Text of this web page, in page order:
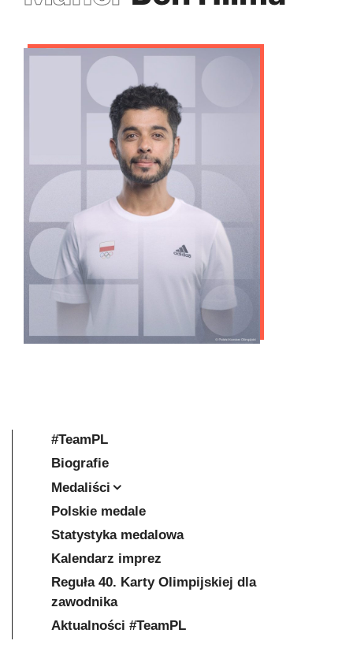
#TeamPL
Biografie
Medaliści
Polskie medale
Statystyka medalowa
Kalendarz imprez
Reguła 40. Karty Olimpijskiej dla
zawodnika
Aktualności #TeamPL